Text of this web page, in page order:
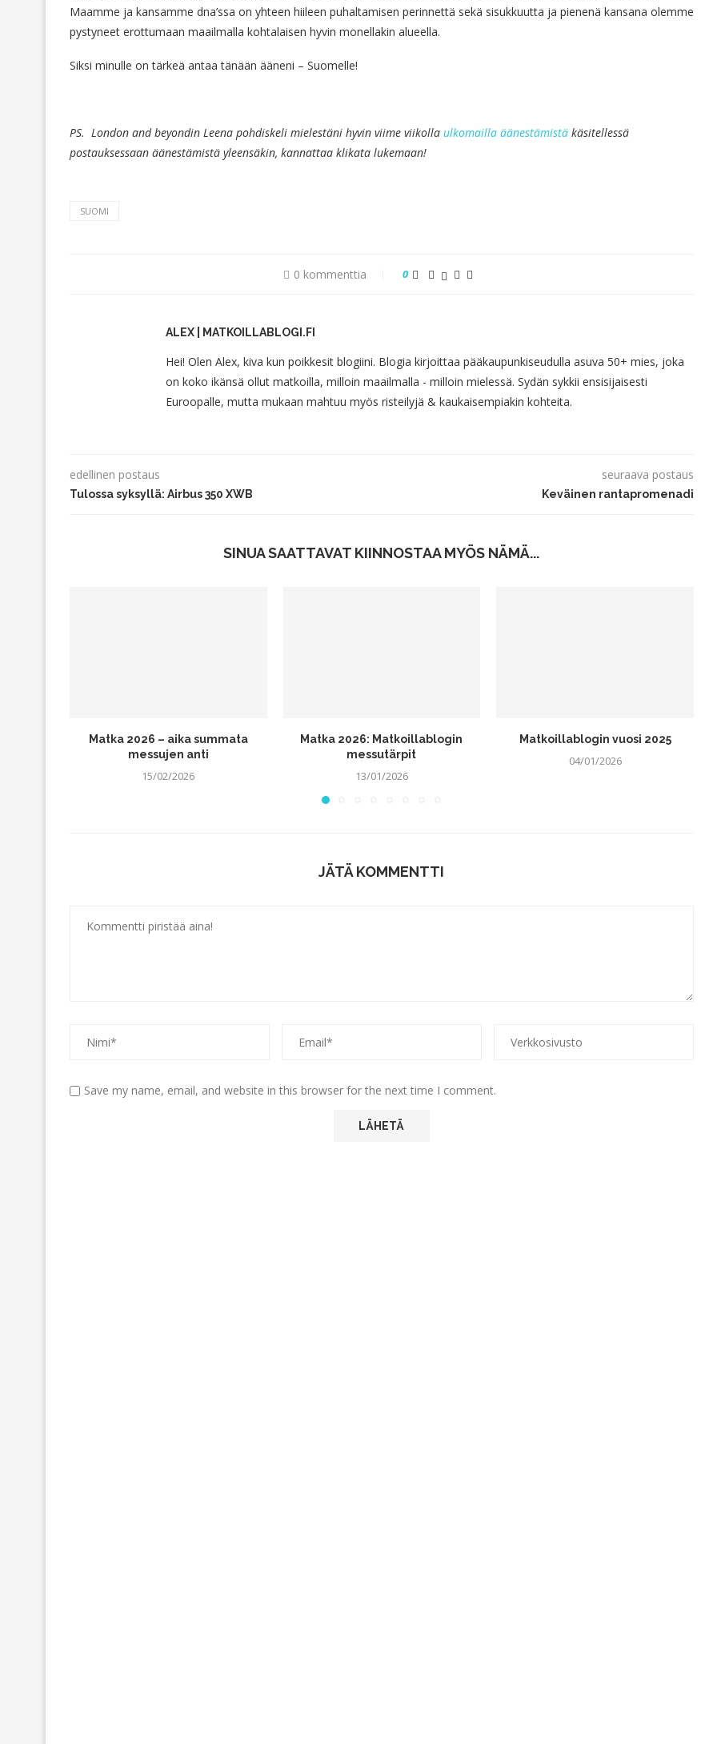
Maamme ja kansamme dna’ssa on yhteen hiileen puhaltamisen perinnettä sekä sisukkuutta ja pienenä kansana olemme
pystyneet erottumaan maailmalla kohtalaisen hyvin monellakin alueella.
Siksi minulle on tärkeä antaa tänään ääneni – Suomelle!
PS. London and beyondin Leena pohdiskeli mielestäni hyvin viime viikolla ulkomailla äänestämistä käsitellessä
postauksessaan äänestämistä yleensäkin, kannattaa klikata lukemaan!
SUOMI
0 kommenttia 0
ALEX | MATKOILLABLOGI.FI
Hei! Olen Alex, kiva kun poikkesit blogiini. Blogia kirjoittaa pääkaupunkiseudulla asuva 50+ mies, joka
on koko ikänsä ollut matkoilla, milloin maailmalla - milloin mielessä. Sydän sykkii ensisijaisesti
Euroopalle, mutta mukaan mahtuu myös risteilyjä & kaukaisempiakin kohteita.
edellinen postaus
Tulossa syksyllä: Airbus 350 XWB
seuraava postaus
Keväinen rantapromenadi
SINUA SAATTAVAT KIINNOSTAA MYÖS NÄMÄ...
Matka 2026 – aika summata
messujen anti
15/02/2026
Matka 2026: Matkoillablogin
messutärpit
13/01/2026
Matkoillablogin vuosi 2025
04/01/2026
JÄTÄ KOMMENTTI
Save my name, email, and website in this browser for the next time I comment.